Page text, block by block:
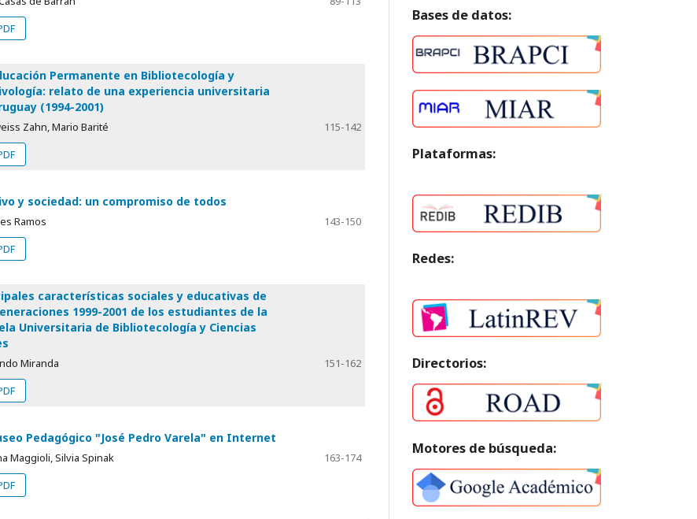
Permanente en Bibliotecología y
relato de una experiencia universitaria
(1994-2001)
Zahn, Mario Barité
115-142
y sociedad: un compromiso de todos
Ramos
143-150
características sociales y educativas de
1999-2001 de los estudiantes de la
Universitaria de Bibliotecología y Ciencias
Miranda
151-162
Pedagógico "José Pedro Varela" en Internet
Maggioli, Silvia Spinak
163-174
Bases de datos:
Plataformas:
Redes:
Directorios:
Motores de búsqueda: